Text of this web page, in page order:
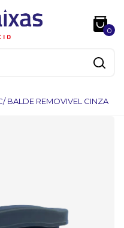
0
BALDE REMOVIVEL CINZA